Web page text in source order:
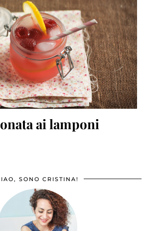
ai lamponi
SONO CRISTINA!